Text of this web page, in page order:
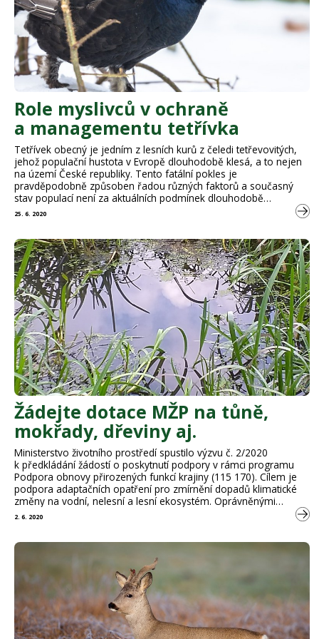
Role myslivců v ochraně
a managementu tetřívka
25. 6. 2020
Tetřívek obecný je jedním z lesních kurů z čeledi tetřevovitých,
jehož populační hustota v Evropě dlouhodobě klesá, a to nejen
na území České republiky. Tento fatální pokles je
pravděpodobně způsoben řadou různých faktorů a současný
stav populací není za aktuálních podmínek dlouhodobě
udržitelný. Obecný pokles populací tetřevovitých byl v posledních
letech popsán také například ve Skandinávii, kde tetřívek obecný
Žádejte dotace MŽP na tůně,
mokřady, dřeviny aj.
2. 6. 2020
Ministerstvo životního prostředí spustilo výzvu č. 2/2020
k předkládání žádostí o poskytnutí podpory v rámci programu
Podpora obnovy přirozených funkcí krajiny (115 170). Cílem je
podpora adaptačních opatření pro zmírnění dopadů klimatické
změny na vodní, nelesní a lesní ekosystém. Oprávněnými
žadateli jsou fyzické osoby, právnické osoby, obecně prospěšné